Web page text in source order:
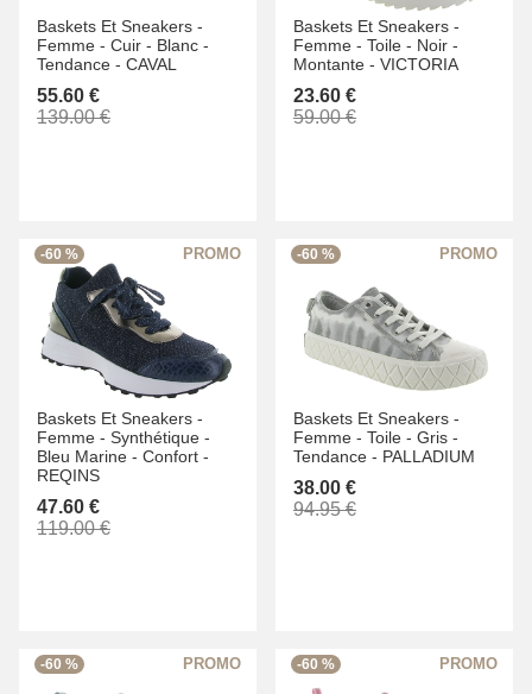
Baskets Et Sneakers -
Femme - Cuir - Blanc -
Tendance - CAVAL
55.60 €
139.00 €
Baskets Et Sneakers -
Femme - Toile - Noir -
Montante - VICTORIA
23.60 €
59.00 €
-60 %
Baskets Et Sneakers -
Femme - Synthétique -
Bleu Marine - Confort -
REQINS
47.60 €
119.00 €
-60 %
Baskets Et Sneakers -
Femme - Toile - Gris -
Tendance - PALLADIUM
38.00 €
94.95 €
-60 % -60 %